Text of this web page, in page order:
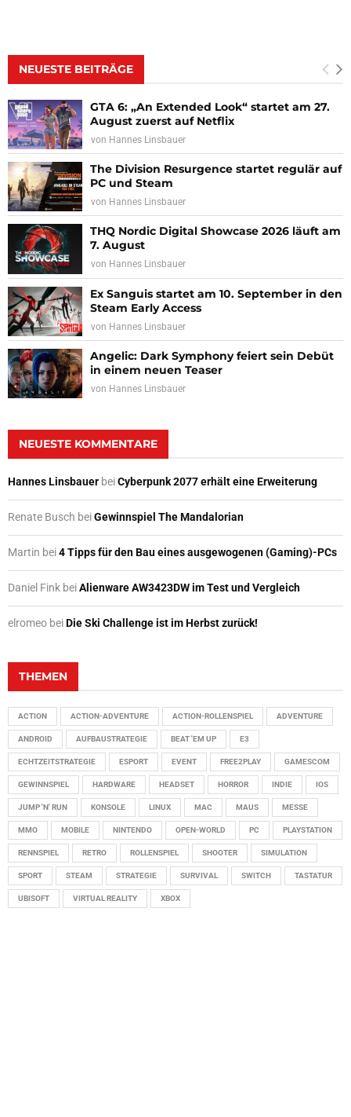
NEUESTE BEITRÄGE
GTA 6: „An Extended Look“ startet am 27.
August zuerst auf Netflix
von Hannes Linsbauer
The Division Resurgence startet regulär auf
PC und Steam
von Hannes Linsbauer
THQ Nordic Digital Showcase 2026 läuft am
7. August
von Hannes Linsbauer
Ex Sanguis startet am 10. September in den
Steam Early Access
von Hannes Linsbauer
Angelic: Dark Symphony feiert sein Debüt
in einem neuen Teaser
von Hannes Linsbauer
NEUESTE KOMMENTARE
Hannes Linsbauer beiCyberpunk 2077 erhält eine Erweiterung
Renate Busch beiGewinnspiel The Mandalorian
Martin bei4 Tipps für den Bau eines ausgewogenen (Gaming)-PCs
Daniel Fink beiAlienware AW3423DW im Test und Vergleich
elromeo beiDie Ski Challenge ist im Herbst zurück!
THEMEN
ACTION ACTION-ADVENTURE ACTION-ROLLENSPIEL ADVENTURE
ANDROID AUFBAUSTRATEGIE BEAT 'EM UP E3
ECHTZEITSTRATEGIE ESPORT EVENT FREE2PLAY GAMESCOM
GEWINNSPIEL HARDWARE HEADSET HORROR INDIE IOS
JUMP 'N' RUN KONSOLE LINUX MAC MAUS MESSE
MMO MOBILE NINTENDO OPEN-WORLD PC PLAYSTATION
RENNSPIEL RETRO ROLLENSPIEL SHOOTER SIMULATION
SPORT STEAM STRATEGIE SURVIVAL SWITCH TASTATUR
UBISOFT VIRTUAL REALITY XBOX